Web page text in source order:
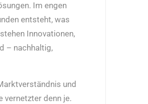
Im engen
entsteht, was
Innovationen,
– nachhaltig,
und
vernetzter denn je.